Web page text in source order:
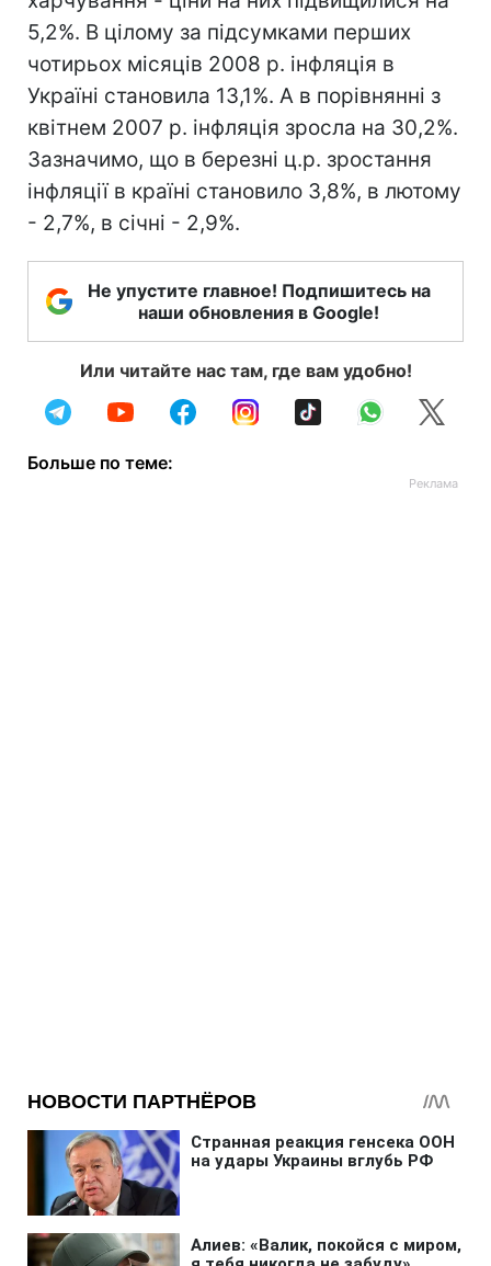
5,2%. В цілому за підсумками перших
чотирьох місяців 2008 р. інфляція в
Україні становила 13,1%. А в порівнянні з
квітнем 2007 р. інфляція зросла на 30,2%.
Зазначимо, що в березні ц.р. зростання
інфляції в країні становило 3,8%, в лютому
- 2,7%, в січні - 2,9%.
Не упустите главное! Подпишитесь на
наши обновления в Google!
Или читайте нас там, где вам удобно!
Больше по теме: